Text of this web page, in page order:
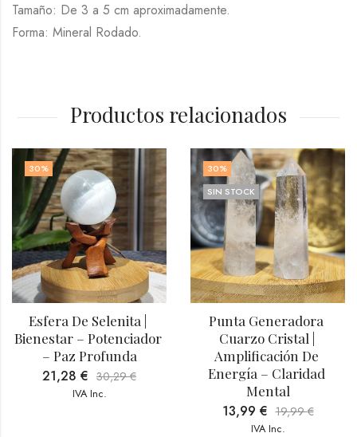
Tamaño: De 3 a 5 cm aproximadamente.
Forma: Mineral Rodado.
Productos relacionados
30%
Esfera De Selenita |
Bienestar – Potenciador
– Paz Profunda
21,28 € 30,29€
IVA Inc.
30%
SIN STOCK
Punta Generadora
Cuarzo Cristal |
Amplificación De
Energía – Claridad
Mental
13,99 € 19,99€
IVA Inc.